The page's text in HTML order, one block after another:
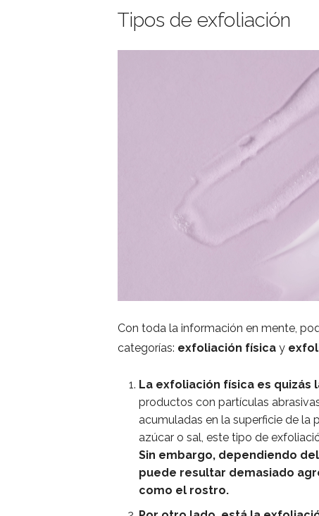
Tipos de exfoliación
Con toda la información en mente,
categorías: exfoliación física y
La exfoliación física es quizás
productos con partículas
acumuladas en la superficie de la
azúcar o sal, este tipo de
Sin embargo, dependiendo
puede resultar demasiado
como el rostro.